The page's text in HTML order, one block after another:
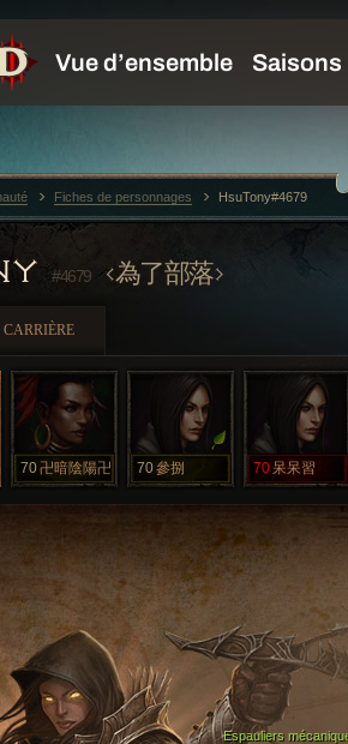
#4679 為了部落
CARRIÈRE
70卍暗陰陽卍 70參捌 70呆呆習
Espauliers
Fiches de personnages HsuTony#4679